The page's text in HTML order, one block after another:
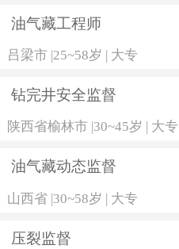
油气藏工程师
吕梁市 |25~58岁 | 大专
钻完井安全监督
陕西省榆林市 30~45岁 大专
油气藏动态监督
山西省|30~58岁 | 大专
压裂监督